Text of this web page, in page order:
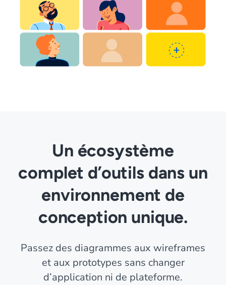
Un écosystème
complet d’outils dans un
environnement de
conception unique.
Passez des diagrammes aux wireframes
et aux prototypes sans changer
d’application ni de plateforme.